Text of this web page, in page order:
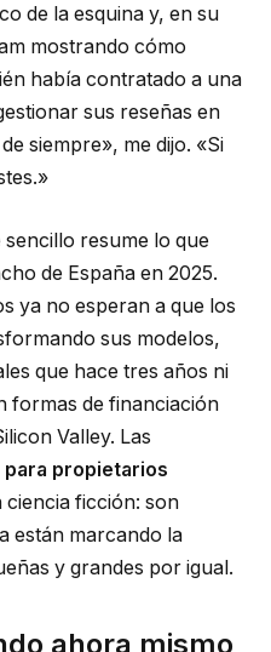
de la esquina y, en su
mostrando cómo
había contratado a una
sus reseñas en
siempre», me dijo. «Si
resume lo que
de España en 2025.
ya no esperan a que los
sus modelos,
que hace tres años ni
formas de financiación
Valley. Las
propietarios
ciencia ficción: son
están marcando la
y grandes por igual.
ahora mismo